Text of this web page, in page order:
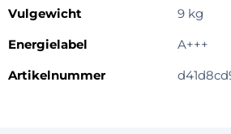
Vulgewicht
9 kg
Energielabel
A+++
Artikelnummer